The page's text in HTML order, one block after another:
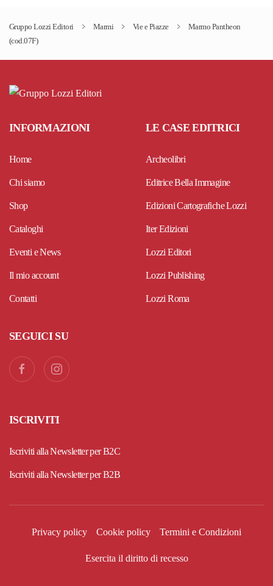
Gruppo Lozzi Editori Marmi Vie e Piazze
Marmo Pantheon
(cod.07F)
INFORMAZIONI
Home
Chi siamo
Shop
Cataloghi
Eventi e News
Il mio account
Contatti
LE CASE EDITRICI
Archeolibri
Editrice Bella Immagine
Edizioni Cartografiche Lozzi
Iter Edizioni
Lozzi Editori
Lozzi Publishing
Lozzi Roma
SEGUICI SU
ISCRIVITI
Iscriviti alla Newsletter per B2C
Iscriviti alla Newsletter per B2B
Privacy policy Cookie policy Termini e Condizioni
Esercita il diritto di recesso